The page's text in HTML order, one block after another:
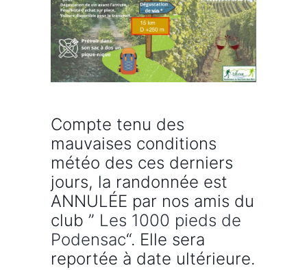
Compte tenu des
mauvaises conditions
météo des ces derniers
jours, la randonnée est
ANNULÉE par nos amis du
club ” Les 1000 pieds de
Podensac“. Elle sera
reportée à date ultérieure.